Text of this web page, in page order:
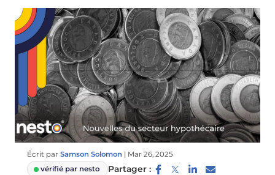
Écrit par Samson Solomon | Mar 26, 2025
vérifié par nesto
Partager :